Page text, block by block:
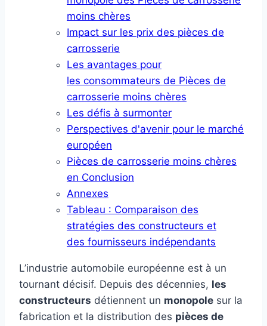
moins chères
Impact sur les prix des pièces de
carrosserie
Les avantages pour
les consommateurs de Pièces de
carrosserie moins chères
Les défis à surmonter
Perspectives d'avenir pour le marché
européen
Pièces de carrosserie moins chères
en Conclusion
Annexes
Tableau : Comparaison des
stratégies des constructeurs et
des fournisseurs indépendants
L’industrie automobile européenne est à un
tournant décisif. Depuis des décennies, les
constructeurs détiennent un monopole sur la
fabrication et la distribution des pièces de